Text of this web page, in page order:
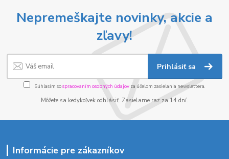
Nepremeškajte novinky, akcie a
zľavy!
Prihlásiť sa
Súhlasím sospracovaním osobných údajov za účelom zasielania newslettera.
Môžete sa kedykoľvek odhlásiť. Zasielame raz za 14 dní.
Informácie pre zákazníkov